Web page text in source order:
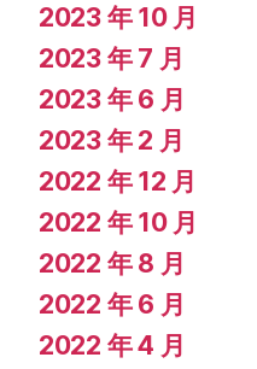
2023 年 10 月
2023 年 7 月
2023 年 6 月
2023 年 2 月
2022 年 12 月
2022 年 10 月
2022 年 8 月
2022 年 6 月
2022 年 4 月